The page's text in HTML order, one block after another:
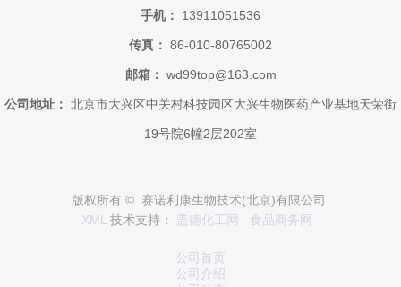
手机： 13911051536
传真： 86-010-80765002
邮箱： wd99top@163.com
公司地址： 北京市大兴区中关村科技园区大兴生物医药产业基地天荣街
19号院6幢2层202室
版权所有 © 赛诺利康生物技术(北京)有限公司
XML 技术支持： 盖德化工网 食品商务网
公司首页
公司介绍